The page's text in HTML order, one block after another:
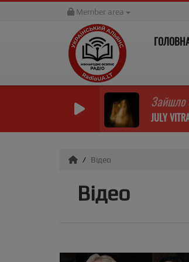
Member area
Зайшло
JULY
Відео
Відео